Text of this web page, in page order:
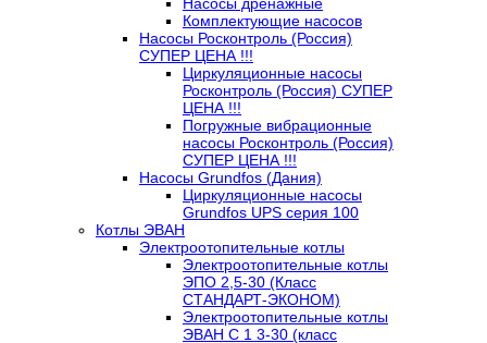
Комплектующие насосов
Насосы Росконтроль (Россия)
СУПЕР ЦЕНА !!!
Циркуляционные насосы
Росконтроль (Россия) СУПЕР
ЦЕНА !!!
Погружные вибрационные
насосы Росконтроль (Россия)
СУПЕР ЦЕНА !!!
Насосы Grundfos (Дания)
Циркуляционные насосы
Grundfos UPS серия 100
Котлы ЭВАН
Электроотопительные котлы
Электроотопительные котлы
ЭПО 2,5-30 (Класс
СТАНДАРТ-ЭКОНОМ)
Электроотопительные котлы
ЭВАН С 1 3-30 (класс